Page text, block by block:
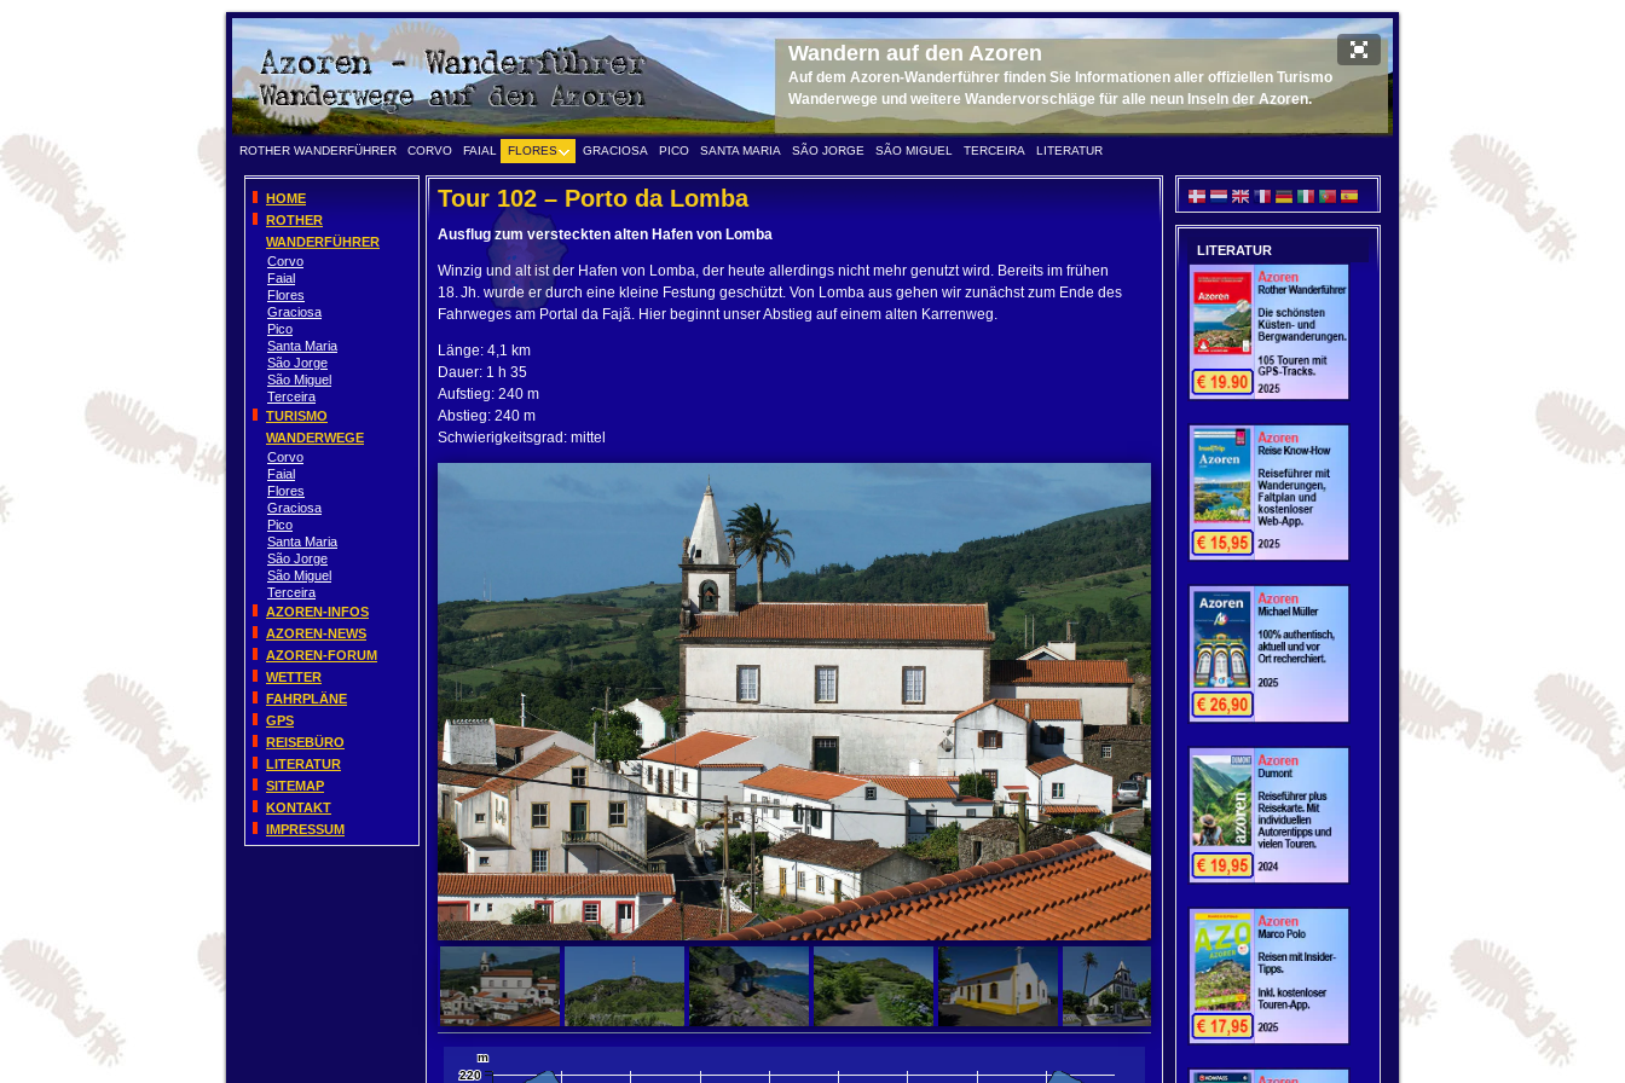
Wandern auf den Azoren
Auf dem Azoren-Wanderführer finden Sie Informationen aller offiziellen Turismo
Wanderwege und weitere Wandervorschläge für alle neun Inseln der Azoren.
ROTHER WANDERFÜHRER CORVO FAIAL FLORES GRACIOSA PICO SANTA MARIA SÃO JORGE SÃO MIGUEL TERCEIRA LITERATUR
Tour 102 – Porto da Lomba
Ausflug zum versteckten alten Hafen von Lomba
Winzig und alt ist der Hafen von Lomba, der heute allerdings nicht mehr genutzt wird. Bereits im frühen
18. Jh. wurde er durch eine kleine Festung geschützt. Von Lomba aus gehen wir zunächst zum Ende des
Fahrweges am Portal da Fajã. Hier beginnt unser Abstieg auf einem alten Karrenweg.
Länge: 4,1 km
Dauer: 1 h 35
Aufstieg: 240 m
Abstieg: 240 m
Schwierigkeitsgrad: mittel
+
10000 km
5000 mi
Leaflet|Tiles © Esri — Source: Esri User Community
220
m
LITERATUR
HOME
ROTHER
WANDERFÜHRER
Corvo
Faial
Flores
Graciosa
Pico
Santa Maria
São Jorge
São Miguel
Terceira
TURISMO
WANDERWEGE
Corvo
Faial
Flores
Graciosa
Pico
Santa Maria
São Jorge
São Miguel
Terceira
AZOREN-INFOS
AZOREN-NEWS
AZOREN-FORUM
WETTER
FAHRPLÄNE
GPS
REISEBÜRO
LITERATUR
SITEMAP
KONTAKT
IMPRESSUM